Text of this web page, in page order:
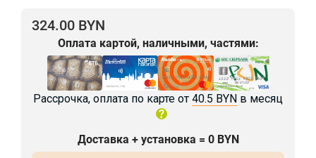
324.00 BYN
Оплата картой, наличными, частями:
Рассрочка, оплата по карте от 40.5 BYN в месяц
Доставка + установка = 0 BYN